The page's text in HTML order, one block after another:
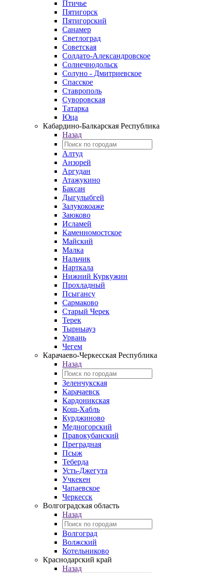
Птичье
Пятигорск
Пятигорский
Санамер
Светлоград
Советская
Солдато-Александровское
Солнечнодольск
Солуно - Дмитриевское
Спасское
Ставрополь
Суворовская
Татарка
Юца
Кабардино‑Балкарская Республика
Назад
Алтуд
Анзорей
Аргудан
Атажукино
Баксан
Дыгулыбгей
Залукокоаже
Заюково
Исламей
Каменномостское
Майский
Малка
Нальчик
Нарткала
Нижний Куркужин
Прохладный
Псыгансу
Сармаково
Старый Черек
Терек
Тырныауз
Урвань
Чегем
Карачаево-Черкесская Республика
Назад
Зеленчукская
Карачаевск
Кардоникская
Кош-Хабль
Курджиново
Медногорский
Правокубанский
Преградная
Псыж
Теберда
Усть-Джегута
Учкекен
Чапаевское
Черкесск
Волгоградская область
Назад
Волгоград
Волжский
Котельниково
Краснодарский край
Назад